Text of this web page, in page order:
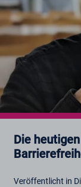
Die
Veröffentlicht in